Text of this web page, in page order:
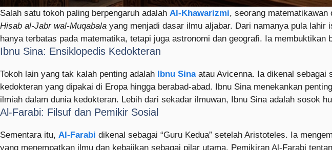
Salah satu tokoh paling berpengaruh adalah Al-Khawarizmi, seorang
Hisab al-Jabr wal-Muqabala yang menjadi dasar ilmu aljabar. Dari namanya pula lahir
hanya terbatas pada matematika, tetapi juga astronomi dan geografi. Ia
Ibnu Sina: Ensiklopedis Kedokteran
Tokoh lain yang tak kalah penting adalah Ibnu Sinaatau Avicenna. Ia dikenal sebagai
kedokteran yang dipakai di Eropa hingga berabad-abad. Ibnu Sina menekankan
ilmiah dalam dunia kedokteran. Lebih dari sekadar ilmuwan, Ibnu Sina adalah sosok
Al-Farabi: Filsuf dan Pemikir Sosial
Sementara itu, Al-Farabi dikenal sebagai “Guru Kedua” setelah Aristoteles. Ia
yang menempatkan ilmu dan kebajikan sebagai pilar utama. Pemikiran Al-Farabi